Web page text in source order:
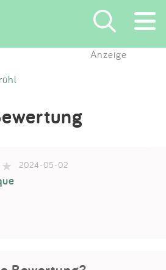
Suchen
Eintragen
Anzeige
2024-05-02